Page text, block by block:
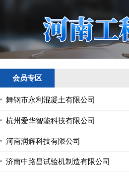
会员专区
舞钢市永利混凝土有限公司